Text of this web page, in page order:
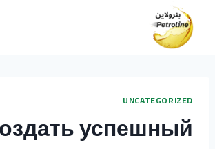
التجاوز
المحتوى
UNCATEGORIZED
успешный